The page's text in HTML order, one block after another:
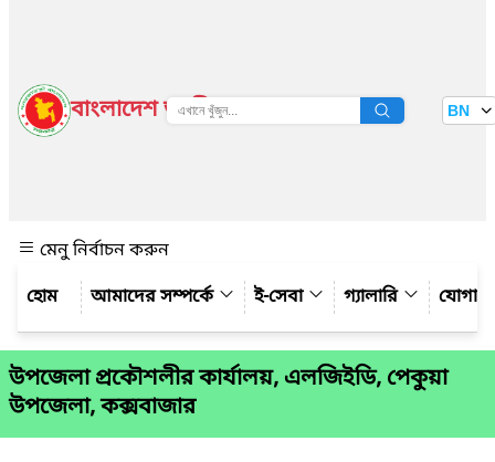
বাংলাদেশ জাতীয় তথ্য বাতায়ন BN
মেনু নির্বাচন করুন
আমাদের সম্পর্কে
ই-সেবা গ্যালারি
উপজেলা প্রকৌশলীর কার্যালয়, এলজিইডি, পেকুয়া
উপজেলা, কক্সবাজার